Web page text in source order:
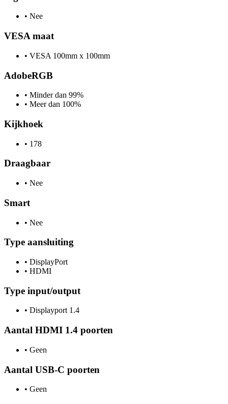
• Nee
VESA maat
• VESA 100mm x 100mm
AdobeRGB
• Minder dan 99%
• Meer dan 100%
Kijkhoek
• 178
Draagbaar
• Nee
Smart
• Nee
Type aansluiting
• DisplayPort
• HDMI
Type input/output
• Displayport 1.4
Aantal HDMI 1.4 poorten
• Geen
Aantal USB-C poorten
• Geen